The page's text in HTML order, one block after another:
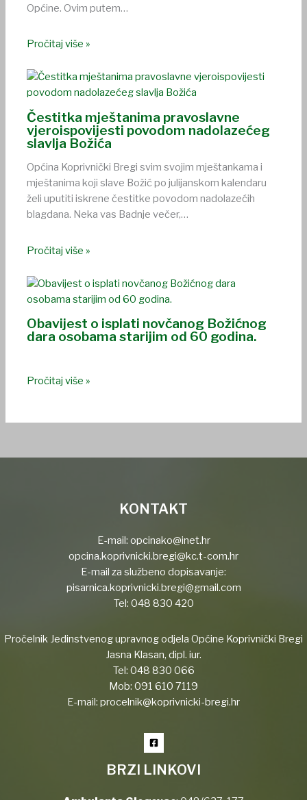
Općine. Ovim putem…
Pročitaj više »
Čestitka mještanima pravoslavne
vjeroispovijesti povodom nadolazećeg
slavlja Božića
Općina Koprivnički Bregi svim svojim mještankama i
mještanima koji slave Božić po julijanskom kalendaru
želi uputiti iskrene čestitke povodom nadolazećih
blagdana. Neka vas Badnje večer,…
Pročitaj više »
Obavijest o isplati novčanog Božićnog
dara osobama starijim od 60 godina.
Pročitaj više »
KONTAKT
E-mail: opcinako@inet.hr
opcina.koprivnicki.bregi@kc.t-com.hr
E-mail za službeno dopisavanje:
pisarnica.koprivnicki.bregi@gmail.com
Tel: 048 830 420
Pročelnik Jedinstvenog upravnog odjela Općine Koprivnički Bregi
Jasna Klasan, dipl. iur.
Tel: 048 830 066
Mob: 091 610 7119
E-mail: procelnik@koprivnicki-bregi.hr
BRZI LINKOVI